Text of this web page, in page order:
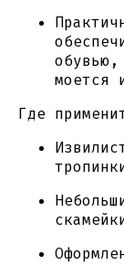
моется
Где